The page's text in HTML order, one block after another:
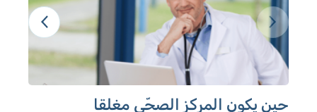
حين يكون المركز الصحّي مغلقا